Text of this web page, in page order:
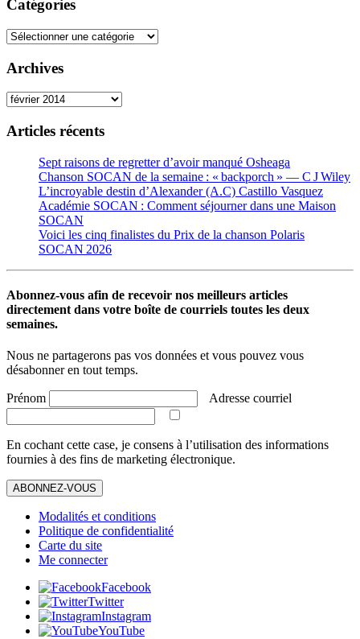
Catégories
Catégories
Archives
Archives
Articles récents
Sept raisons de regretter d’avoir manqué Osheaga
Chanson SOCAN de la semaine : « backporch » — C J Wiley
L’incroyable destin d’Alexander (A.C) Castillo Vasquez
Académie SOCAN : Comment séjourner dans une Maison
SOCAN
Voici les cinq finalistes du Prix de la chanson Polaris
SOCAN 2026
Abonnez-vous afin de recevoir nos meilleurs articles
directement dans votre boîte de courriels toutes les deux
semaines.
Nous ne partagerons pas vos données et vous pouvez vous
désabonner en tout temps.
Prénom Adresse courriel
En cochant cette case, je consens à l’utilisation des informations
fournies à des fins de marketing électronique.
ABONNEZ-VOUS
Modalités et conditions
Politique de confidentialité
Carte du site
Me connecter
Facebook
Twitter
Instagram
YouTube